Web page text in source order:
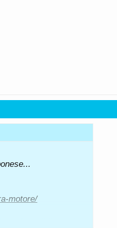
motore/
disponibile anche